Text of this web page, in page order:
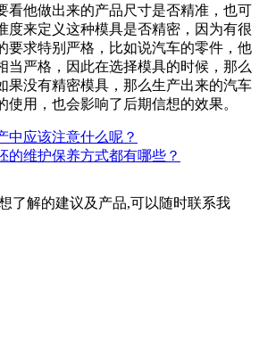
看他做出来的产品尺寸是否精准，也可
度来定义这种模具是否精密，因为有很
要求特别严格，比如说汽车的零件，他
当严格，因此在选择模具的时候，那么
果没有精密模具，那么生产出来的汽车
使用，也会影响了后期信想的效果。
中应该注意什么呢？
的维护保养方式都有哪些？
了解的建议及产品,可以随时联系我